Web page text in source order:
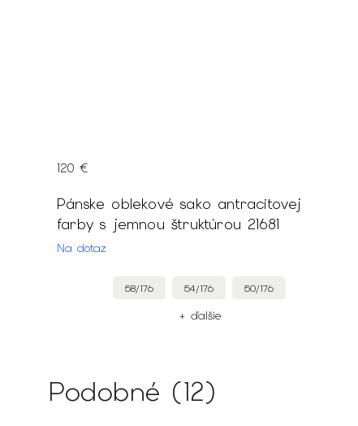
Pánske oblekové sako antracitovej
farby s jemnou štruktúrou 21681
Na dotaz
120 €
58/176 54/176 50/176
+ ďalšie
Podobné (12)